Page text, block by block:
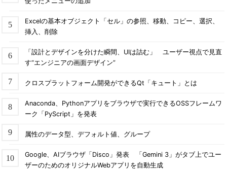
Excelの基本オブジェクト「セル」の参照、移動、コピー、選択、
挿入、削除
「設計とデザインを分けた瞬間、UIは詰む」 ユーザー視点で見直
す“エンジニアの画面デザイン”
クロスプラットフォーム開発ができるQt「キュート」とは
Anaconda、Pythonアプリをブラウザで実行できるOSSフレームワ
ーク「PyScript」を発表
属性のデータ型、デフォルト値、グループ
Google、AIブラウザ「Disco」発表 「Gemini 3」がタブ上でユー
ザーのためのオリジナルWebアプリを自動生成